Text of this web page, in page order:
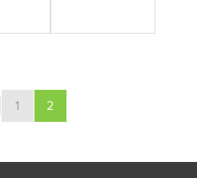
1 2